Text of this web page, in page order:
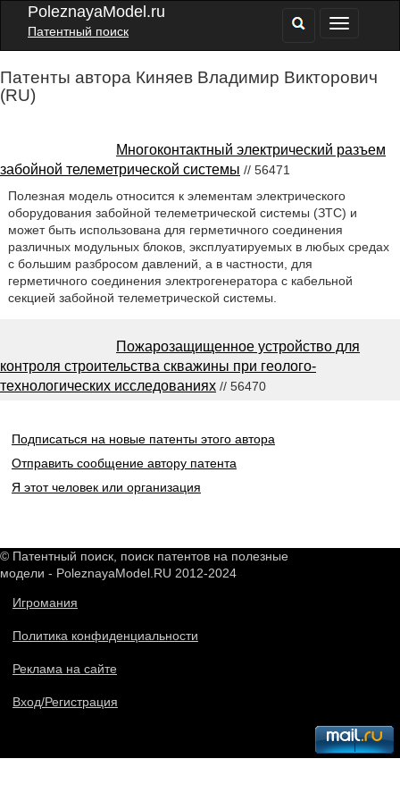
PoleznayaModel.ru
Патентный поиск
Патенты автора Киняев Владимир Викторович
(RU)
Многоконтактный электрический разъем
забойной телеметрической системы // 56471
Полезная модель относится к элементам электрического
оборудования забойной телеметрической системы (ЗТС) и
может быть использована для герметичного соединения
различных модульных блоков, эксплуатируемых в любых средах
с большим разбросом давлений, а в частности, для
герметичного соединения электрогенератора с кабельной
секцией забойной телеметрической системы.
Пожарозащищенное устройство для
контроля строительства скважины при геолого-
технологических исследованиях // 56470
Подписаться на новые патенты этого автора
Отправить сообщение автору патента
Я этот человек или организация
© Патентный поиск, поиск патентов на полезные
модели - PoleznayaModel.RU 2012-2024
Игромания
Политика конфиденциальности
Реклама на сайте
Вход/Регистрация